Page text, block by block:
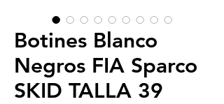
Botines Blanco
Negros FIA Sparco
SKID TALLA 39